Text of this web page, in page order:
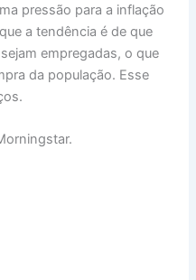
pressão para a inflação
a tendência é de que
empregadas, o que
da população. Esse